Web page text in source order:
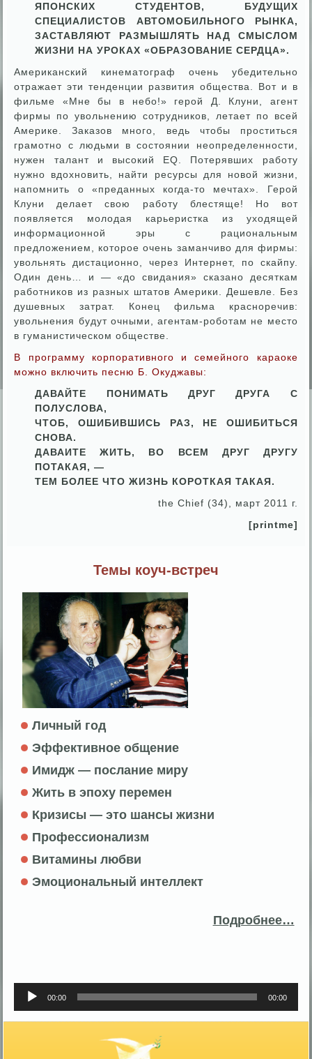
ЯПОНСКИХ СТУДЕНТОВ, БУДУЩИХ
СПЕЦИАЛИСТОВ АВТОМОБИЛЬНОГО РЫНКА,
ЗАСТАВЛЯЮТ РАЗМЫШЛЯТЬ НАД СМЫСЛОМ
ЖИЗНИ НА УРОКАХ «ОБРАЗОВАНИЕ СЕРДЦА».
Американский кинематограф очень убедительно
отражает эти тенденции развития общества. Вот и в
фильме «Мне бы в небо!» герой Д. Клуни, агент
фирмы по увольнению сотрудников, летает по всей
Америке. Заказов много, ведь чтобы проститься
грамотно с людьми в состоянии неопределенности,
нужен талант и высокий EQ. Потерявших работу
нужно вдохновить, найти ресурсы для новой жизни,
напомнить о «преданных когда-то мечтах». Герой
Клуни делает свою работу блестяще! Но вот
появляется молодая карьеристка из уходящей
информационной эры с рациональным
предложением, которое очень заманчиво для фирмы:
увольнять дистационно, через Интернет, по скайпу.
Один день… и — «до свидания» сказано десяткам
работников из разных штатов Америки. Дешевле. Без
душевных затрат. Конец фильма красноречив:
увольнения будут очными, агентам-роботам не место
в гуманистическом обществе.
В программу корпоративного и семейного караоке
можно включить песню Б. Окуджавы:
ДАВАЙТЕ ПОНИМАТЬ ДРУГ ДРУГА С
ПОЛУСЛОВА,
ЧТОБ, ОШИБИВШИСЬ РАЗ, НЕ ОШИБИТЬСЯ
СНОВА.
ДАВАИТЕ ЖИТЬ, ВО ВСЕМ ДРУГ ДРУГУ
ПОТАКАЯ, —
ТЕМ БОЛЕЕ ЧТО ЖИЗНЬ КОРОТКАЯ ТАКАЯ.
the Chief (34), март 2011 г.
[printme]
Темы коуч-встреч
Личный год
Эффективное общение
Имидж — послание миру
Жить в эпоху перемен
Кризисы — это шансы жизни
Профессионализм
Витамины любви
Эмоциональный интеллект
Подробнее…
00:00 00:00